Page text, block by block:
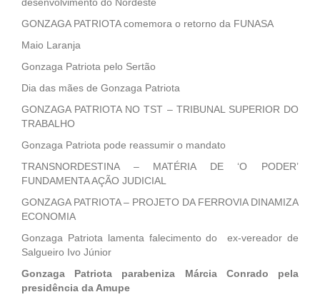
GONZAGA PATRIOTA comemora o retorno da FUNASA
Maio Laranja
Gonzaga Patriota pelo Sertão
Dia das mães de Gonzaga Patriota
GONZAGA PATRIOTA NO TST – TRIBUNAL SUPERIOR DO
TRABALHO
Gonzaga Patriota pode reassumir o mandato
TRANSNORDESTINA – MATÉRIA DE ‘O PODER’
FUNDAMENTA AÇÃO JUDICIAL
GONZAGA PATRIOTA – PROJETO DA FERROVIA DINAMIZA
ECONOMIA
Gonzaga Patriota lamenta falecimento do ex-vereador de
Salgueiro Ivo Júnior
Gonzaga Patriota parabeniza Márcia Conrado pela
presidência da Amupe